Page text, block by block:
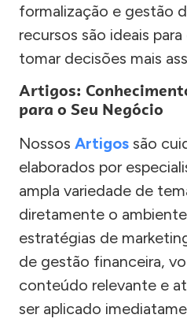
formalização e gestão
recursos são ideais
tomar decisões mais
Artigos:
para o Seu Negócio
Nossos Artigos são
elaborados por
ampla variedade de
diretamente o
estratégias de
de gestão financeira,
conteúdo relevante e
ser aplicado